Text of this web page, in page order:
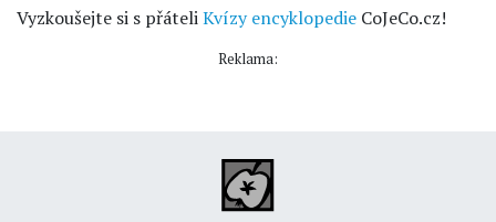
Vyzkoušejte si s přáteliKvízy encyklopedie CoJeCo.cz!
Reklama: